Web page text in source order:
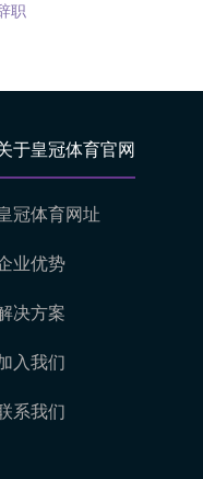
职
于皇冠体育官网
冠体育网址
业优势
决方案
入我们
系我们